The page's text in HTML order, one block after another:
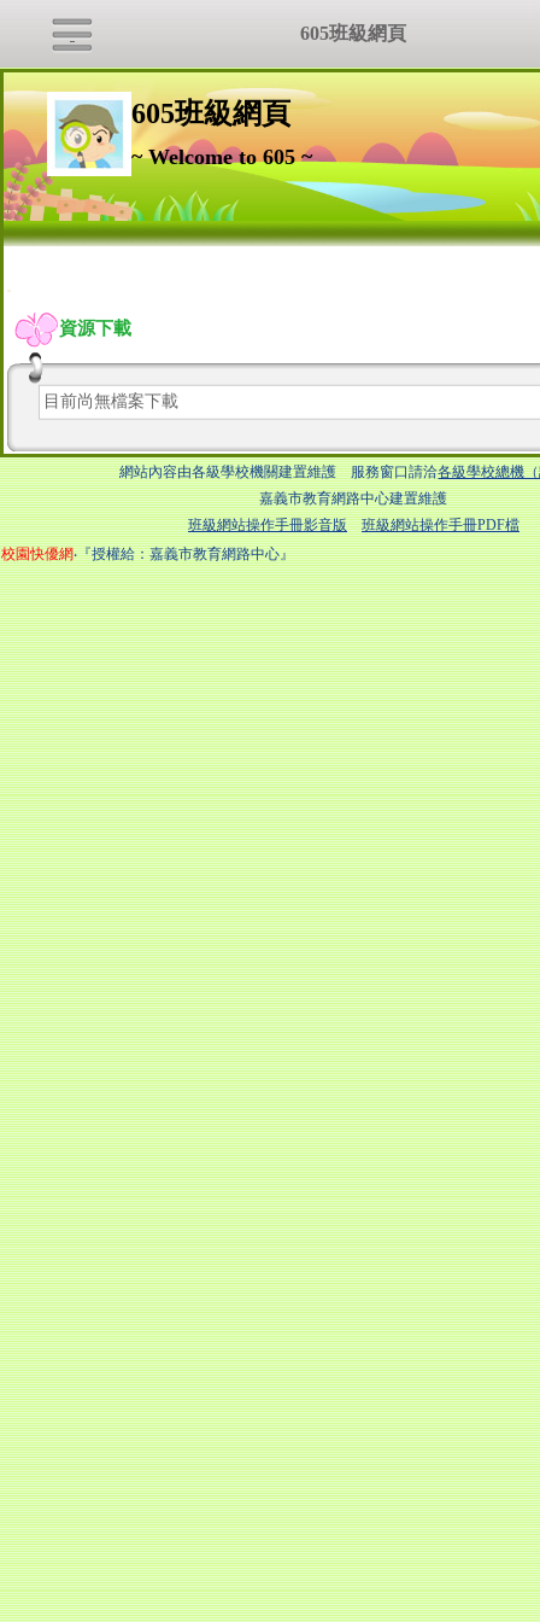
605班級網頁
~ Welcome to 605 ~
:::
資源下載
目前尚無檔案下載
網站內容由各級學校機關建置維護 服務窗口請洽各級學校總機
嘉義市教育網路中心建置維護
班級網站操作手冊影音版
班級網站操作手冊PDF檔
校園快優網‧『授權給：嘉義市教育網路中心』
605班級網頁